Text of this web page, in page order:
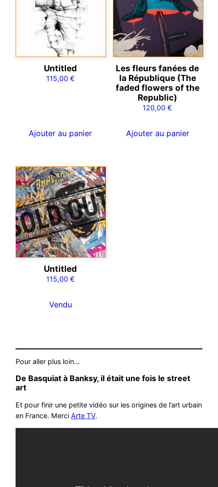
Untitled
115,00 €
Ajouter au panier
Les fleurs fanées de
la République (The
faded flowers of the
Republic)
120,00€
Ajouter au panier
Untitled
115,00 €
Vendu
Pour aller plus loin…
De Basquiat à Banksy, il était une fois le street
art
Et pour finir une petite vidéo sur les origines de l’art urbain
en France. Merci Arte TV.